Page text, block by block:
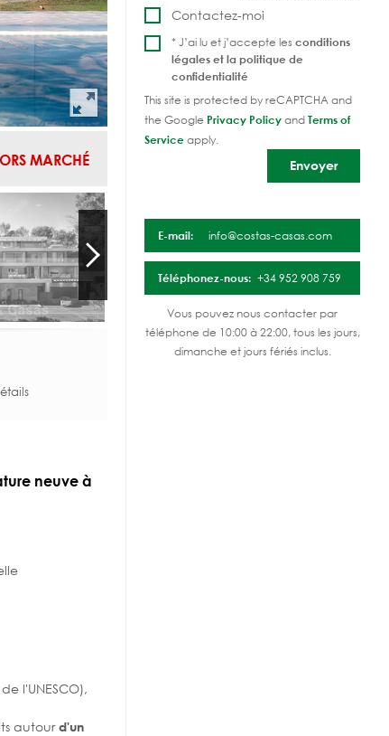
MARCHÉ
neuve à
l'UNESCO),
autourd'un
Contactez-moi
* J’ai lu et j’accepte les conditions
légales et la politique de
confidentialité
This site is protected by reCAPTCHA and
the Google Privacy PolicyandTerms of
Serviceapply.
E-mail: info@costas-casas.com
Téléphonez-nous: +34 952 908 759
Vous pouvez nous contacter par
téléphone de 10:00 à 22:00, tous les jours,
dimanche et jours fériés inclus.